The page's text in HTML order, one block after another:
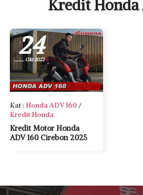
PROMO TERBARU
DEALER KAMI
SALES
Kredit Honda
24
Okt 2022
Kat : Honda ADV 160 /
Kredit Honda
Kredit Motor Honda
ADV 160 Cirebon 2025